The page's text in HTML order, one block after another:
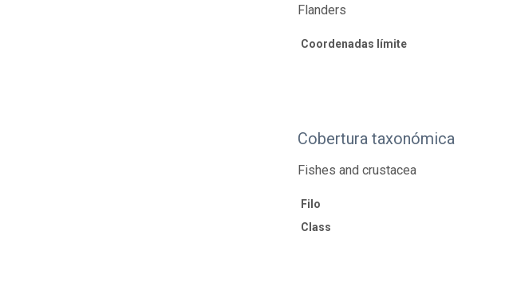
Flanders
Coordenadas límite
Cobertura taxonómica
Fishes and crustacea
Filo
Class